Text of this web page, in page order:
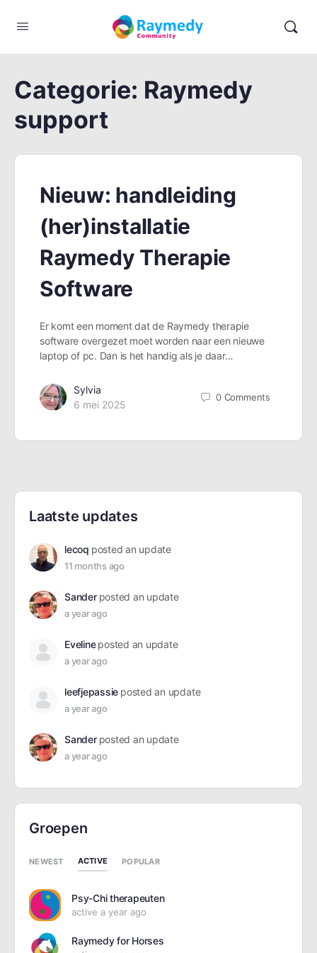
Categorie: Raymedy
support
Nieuw: handleiding
(her)installatie
Raymedy Therapie
Software
Er komt een moment dat de Raymedy therapie
software overgezet moet worden naar een nieuwe
laptop of pc. Dan is het handig als je daar…
Sylvia
6 mei 2025
0 Comments
Laatste updates
lecoq posted an update
11 months ago
Sander posted an update
a year ago
Eveline posted an update
a year ago
leefjepassie posted an update
a year ago
Sander posted an update
a year ago
Groepen
NEWEST ACTIVE POPULAR
Psy-Chi therapeuten
active a year ago
Raymedy for Horses